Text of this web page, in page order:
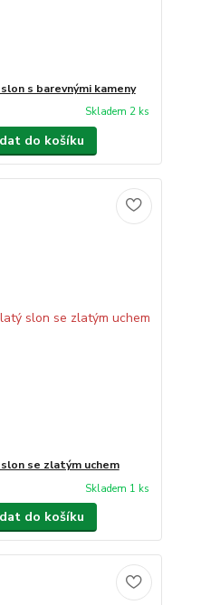
s barevnými kameny
Skladem 2 ks
do košíku
se zlatým uchem
Skladem 1 ks
do košíku